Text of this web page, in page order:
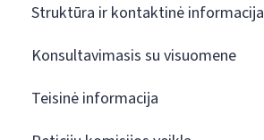
Struktūra ir kontaktinė informacija
Konsultavimasis su visuomene
Teisinė informacija